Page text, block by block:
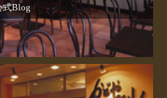
式Blog